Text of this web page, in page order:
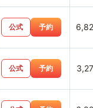
公式 予約
公式 予約